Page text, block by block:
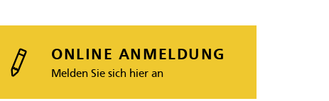
ONLINE ANMELDUNG
Melden Sie sich hier an